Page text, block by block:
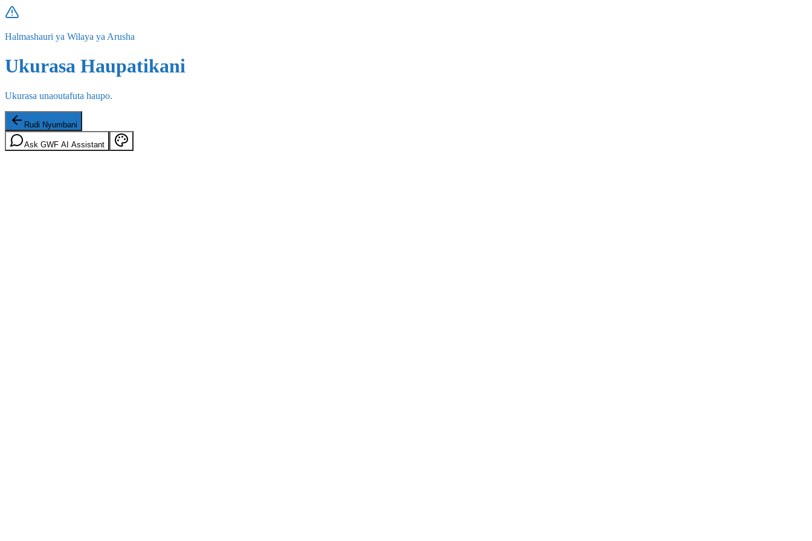
Halmashauri ya Wilaya ya Arusha
Ukurasa Haupatikani
Ukurasa unaoutafuta haupo.
Rudi Nyumbani
Ask GWF AI Assistant